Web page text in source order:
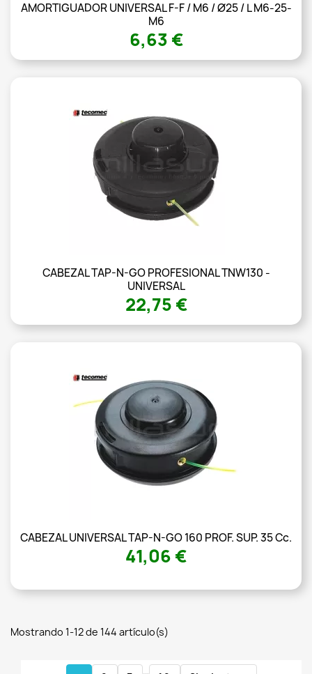
AMORTIGUADOR UNIVERSAL F-F / M6 / Ø25 / L M6-25-
M6
6,63 €
CABEZAL TAP-N-GO PROFESIONAL TNW130 -
UNIVERSAL
22,75 €
CABEZAL UNIVERSAL TAP-N-GO 160 PROF. SUP. 35 Cc.
41,06 €
Mostrando 1-12 de 144 artículo(s)
…